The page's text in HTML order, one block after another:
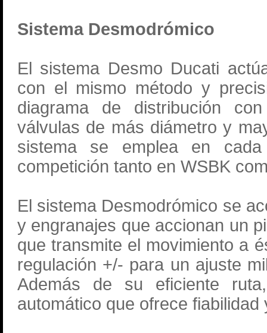
Sistema Desmodrómico
El sistema Desmo Ducati
con el mismo método y
diagrama de distribución
válvulas de más diámetro y
sistema se emplea en
competición tanto en WSBK
El sistema Desmodrómico se
y engranajes que accionan un
que transmite el movimiento a
regulación +/- para un ajuste
Además de su eficiente
automático que ofrece